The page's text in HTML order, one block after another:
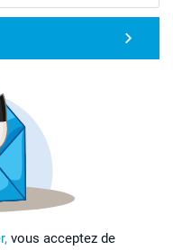
vous acceptez de